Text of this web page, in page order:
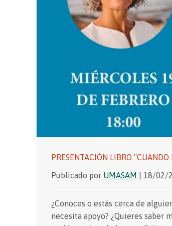
PRESENTACIÓN LIBRO “CUANDO
Publicado por UMASAM | 18/02/
¿Conoces o estás cerca de
necesita apoyo? ¿Quieres saber